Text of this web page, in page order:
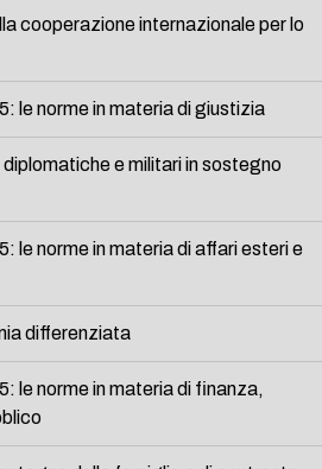
cooperazione internazionale per lo
le norme in materia di giustizia
e militari in sostegno
le norme in materia di affari esteri e
differenziata
le norme in materia di finanza,